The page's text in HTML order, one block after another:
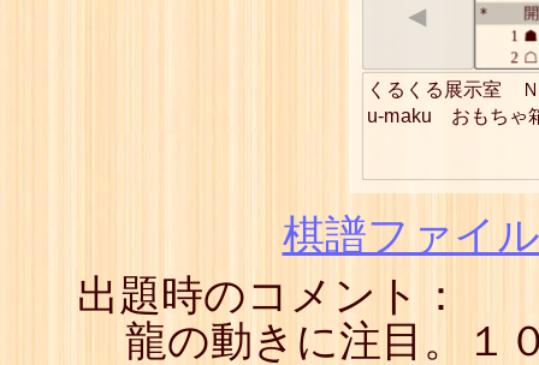
◀ *
1 ☗
2 ☖
☗
5☗
8 ☖
10
11☗
☖
15☗
くるくる展示室　
u-maku　おもちゃ
棋譜ファイ
出題時のコメント：
龍の動きに注目。１